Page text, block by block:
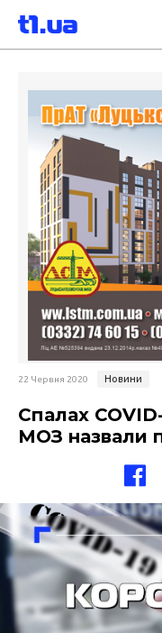
22 Червня 2020 Новини
Спалах
МОЗ назвали